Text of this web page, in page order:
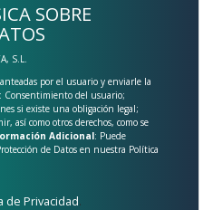
SOBRE
S.L.
por el usuario y enviarle la
: Consentimiento del usuario;
si existe una obligación legal;
así como otros derechos, como se
Adicional: Puede
de Datos en nuestra Política
de Privacidad.